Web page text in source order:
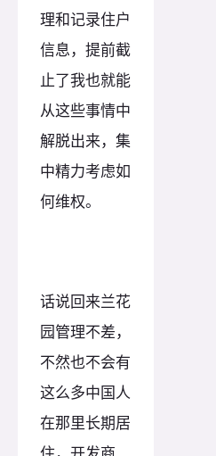
理和记录住户
信息，提前截
止了我也就能
从这些事情中
解脱出来，集
中精力考虑如
何维权。
话说回来兰花
园管理不差，
不然也不会有
这么多中国人
在那里长期居